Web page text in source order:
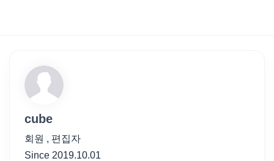
cube
회원 , 편집자
Since 2019.10.01